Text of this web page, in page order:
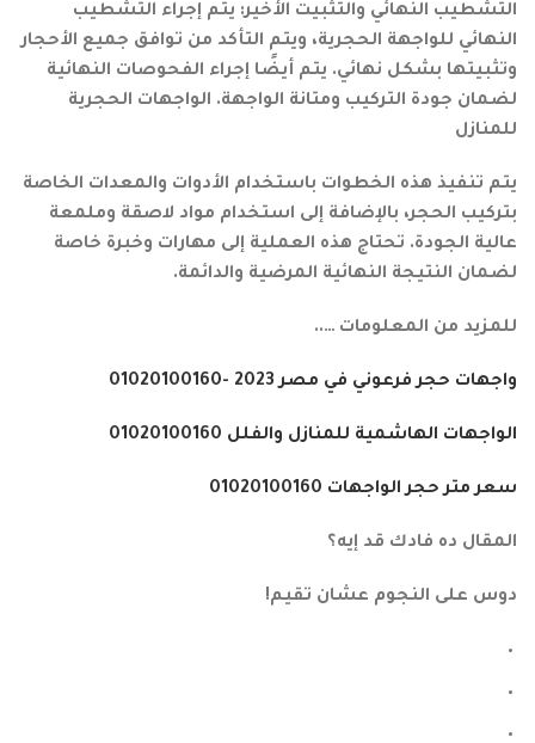
التشطيب النهائي والتثبيت الأخير: يتم إجراء التشطيب
النهائي للواجهة الحجرية، ويتم التأكد من توافق جميع الأحجار
وتثبيتها بشكل نهائي. يتم أيضًا إجراء الفحوصات النهائية
لضمان جودة التركيب ومتانة الواجهة. الواجهات الحجرية
للمنازل
يتم تنفيذ هذه الخطوات باستخدام الأدوات والمعدات الخاصة
بتركيب الحجر، بالإضافة إلى استخدام مواد لاصقة وملمعة
عالية الجودة. تحتاج هذه العملية إلى مهارات وخبرة خاصة
لضمان النتيجة النهائية المرضية والدائمة.
للمزيد من المعلومات …..
واجهات حجر فرعوني في مصر 2023 -01020100160
الواجهات الهاشمية للمنازل والفلل 01020100160
سعر متر حجر الواجهات 01020100160
المقال ده فادك قد إيه؟
دوس على النجوم عشان تقيم!